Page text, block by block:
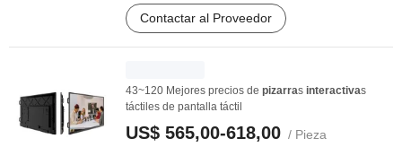
Contactar al Proveedor
43~120 Mejores precios de pizarras interactivas
táctiles de pantalla táctil
US$ 565,00-618,00 / Pieza